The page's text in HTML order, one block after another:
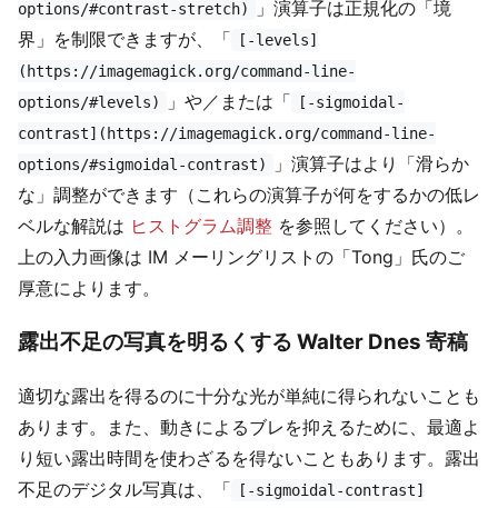
options/#contrast-stretch)
」演算子は正規化の「境
界」を制限できますが、「
[-levels]
(https://imagemagick.org/command-line-
options/#levels)
」や／または「
[-sigmoidal-
contrast](https://imagemagick.org/command-line-
options/#sigmoidal-contrast)
」演算子はより「滑らか
な」調整ができます（これらの演算子が何をするかの低レ
ベルな解説は ヒストグラム調整 を参照してください）。
上の入力画像は IM メーリングリストの「Tong」氏のご
厚意によります。
露出不足の写真を明るくする Walter Dnes 寄稿
適切な露出を得るのに十分な光が単純に得られないことも
あります。また、動きによるブレを抑えるために、最適よ
り短い露出時間を使わざるを得ないこともあります。露出
不足のデジタル写真は、「
[-sigmoidal-contrast]